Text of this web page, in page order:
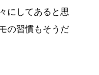
にしてあると思
の習慣もそうだ